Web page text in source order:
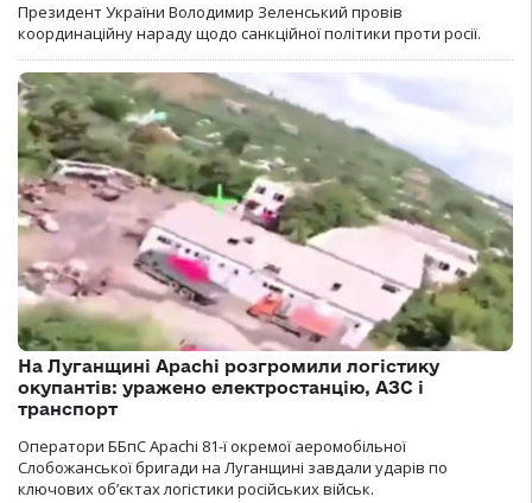
Президент України Володимир Зеленський провів
координаційну нараду щодо санкційної політики проти росії.
На Луганщині Apachi розгромили логістику
окупантів: уражено електростанцію, АЗС і
транспорт
Оператори ББпС Apachi 81-ї окремої аеромобільної
Слобожанської бригади на Луганщині завдали ударів по
ключових об’єктах логістики російських військ.